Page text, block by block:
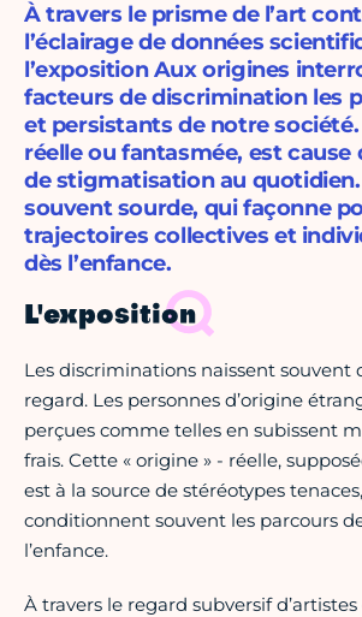
À travers le prisme de l’art
l’éclairage de données
l’exposition Aux origines
facteurs de discrimination les
et persistants de notre société.
réelle ou fantasmée, est cause
de stigmatisation au
souvent sourde, qui façonne
trajectoires collectives et
dès l’enfance.
L'exposition
Les discriminations naissent souvent
regard. Les personnes d’origine
perçues comme telles en subissent
frais. Cette « origine » - réelle,
est à la source de stéréotypes
conditionnent souvent les parcours
l’enfance.
À travers le regard subversif